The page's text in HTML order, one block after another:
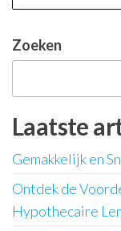
Zoeken
Laatste
Gemakkelijk en
Ontdek de
Hypothecaire